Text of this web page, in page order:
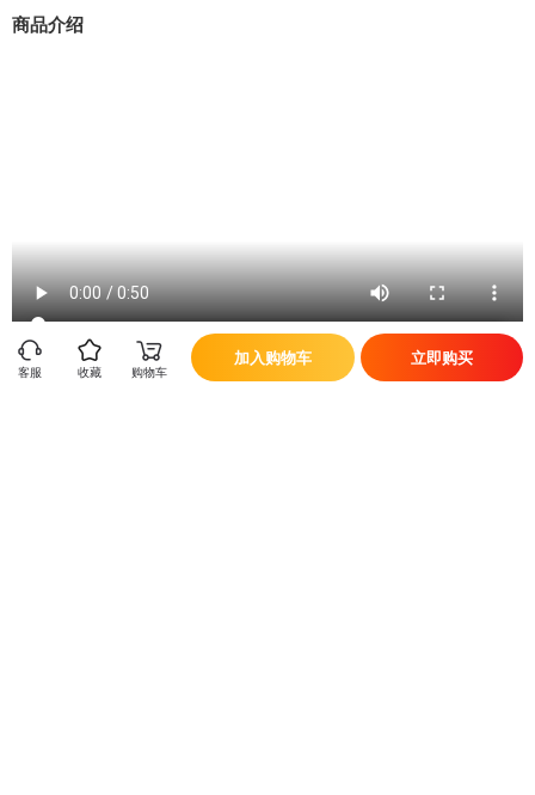
产品尺寸 78.2*78.2*234mm
白色/粉色
无线便携,一杯两用,45秒精榨出汁,现榨现喝,食品
商品介绍
客服 收藏 购物车
加入购物车 立即购买